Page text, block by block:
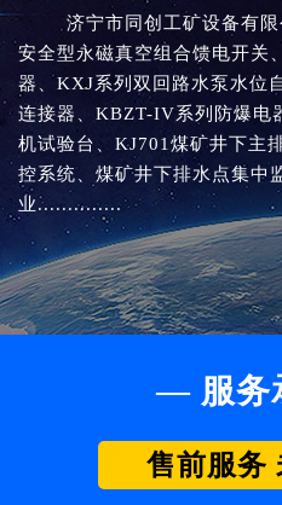
济宁市同创工矿设备有限
安全型永磁真空组合馈电开关
器、KXJ系列双回路水泵水位
连接器、KBZT-IV系列防爆电
机试验台、KJ701煤矿井下主
控系统、煤矿井下排水点集中
业..............
— 服务
售前服务